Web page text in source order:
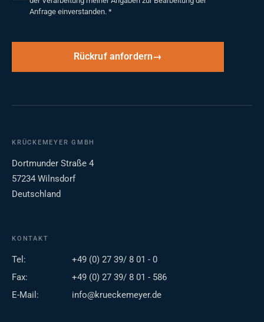
Anfrage einverstanden. *
Rückruf anfordern
KRÜCKEMEYER GMBH
Dortmunder Straße 4
57234 Wilnsdorf
Deutschland
KONTAKT
Tel:
+49 (0) 27 39/ 8 01 - 0
Fax:
+49 (0) 27 39/ 8 01 - 586
E-Mail:
info@krueckemeyer.de